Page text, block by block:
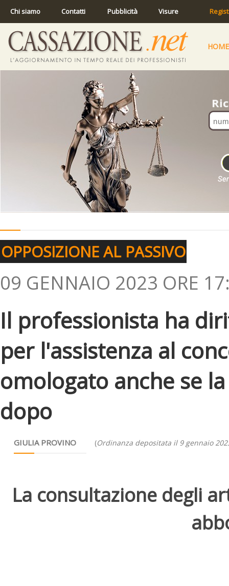
Chi siamo Contatti Pubblicità Visure
HOME
OPPOSIZIONE AL PASSIVO
09 GENNAIO 2023 ORE
Il professionista ha
per l'assistenza al
omologato anche se
dopo
GIULIA PROVINO (Ordinanza depositata il 9 gennaio
La consultazione degli